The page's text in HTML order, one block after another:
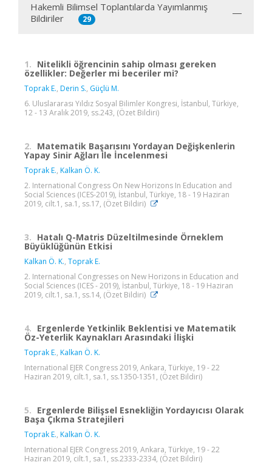
Hakemli Bilimsel Toplantılarda Yayımlanmış
Bildiriler
29
1. Nitelikli öğrencinin sahip olması gereken
özellikler: Değerler mi beceriler mi?
Toprak E., Derin S., Güçlü M.
6. Uluslararası Yıldız Sosyal Bilimler Kongresi, İstanbul, Türkiye,
12 - 13 Aralık 2019, ss.243, (Özet Bildiri)
2. Matematik Başarısını Yordayan Değişkenlerin
Yapay Sinir Ağları İ̇le İncelenmesi
Toprak E., Kalkan Ö. K.
2. International Congress On New Horizons In Education and
Social Sciences (ICES-2019), İstanbul, Türkiye, 18 - 19 Haziran
2019, cilt.1, sa.1, ss.17, (Özet Bildiri)
3. Hatalı Q-Matris Düzeltilmesinde Örneklem
Büyüklüğünün Etkisi
Kalkan Ö. K., Toprak E.
2. International Congresses on New Horizons in Education and
Social Sciences (ICES - 2019), İstanbul, Türkiye, 18 - 19 Haziran
2019, cilt.1, sa.1, ss.14, (Özet Bildiri)
4. Ergenlerde Yetkinlik Beklentisi ve Matematik
Öz-Yeterlik Kaynakları Arasındaki İlişki
Toprak E., Kalkan Ö. K.
International EJER Congress 2019, Ankara, Türkiye, 19 - 22
Haziran 2019, cilt.1, sa.1, ss.1350-1351, (Özet Bildiri)
5. Ergenlerde Bilişsel Esnekliğin Yordayıcısı Olarak
Başa Çıkma Stratejileri
Toprak E., Kalkan Ö. K.
International EJER Congress 2019, Ankara, Türkiye, 19 - 22
Haziran 2019, cilt.1, sa.1, ss.2333-2334, (Özet Bildiri)